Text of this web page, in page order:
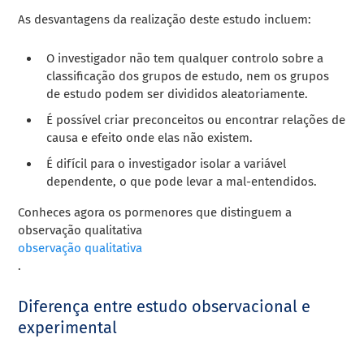
As desvantagens da realização deste estudo incluem:
O investigador não tem qualquer controlo sobre a
classificação dos grupos de estudo, nem os grupos
de estudo podem ser divididos aleatoriamente.
É possível criar preconceitos ou encontrar relações de
causa e efeito onde elas não existem.
É difícil para o investigador isolar a variável
dependente, o que pode levar a mal-entendidos.
Conheces agora os pormenores que distinguem a
observação qualitativa
observação qualitativa
.
Diferença entre estudo observacional e
experimental